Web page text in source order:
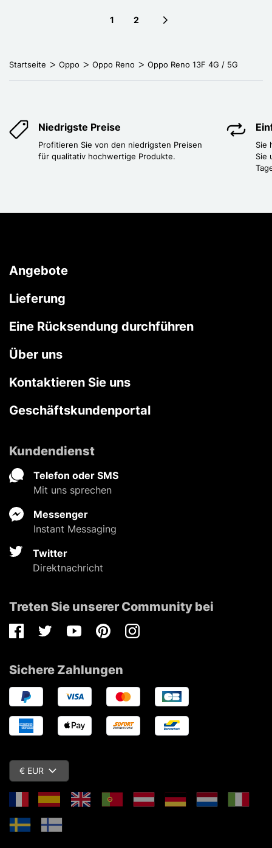
1 2
Startseite Oppo Oppo Reno Oppo Reno 13F 4G / 5G
Niedrigste Preise
Profitieren Sie von den niedrigsten Preisen
für qualitativ hochwertige Produkte.
Sie
Sie
Angebote
Lieferung
Eine Rücksendung durchführen
Über uns
Kontaktieren Sie uns
Geschäftskundenportal
Kundendienst
Telefon oder SMS
Mit uns sprechen
Messenger
Instant Messaging
Twitter
Direktnachricht
Treten Sie unserer Community bei
FacebookTwitterYoutubePinterestInstagram
Sichere Zahlungen
€ EUR